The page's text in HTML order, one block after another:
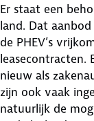
Er staat een
land. Dat
de PHEV’s
leasecontracten.
nieuw als
zijn ook vaak
natuurlijk de